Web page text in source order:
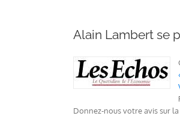
Alain Lambert se
Donnez-nous votre avis sur